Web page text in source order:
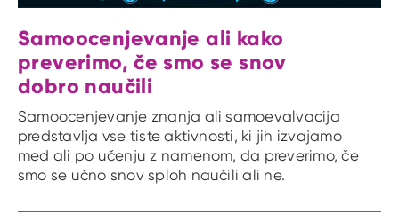
Samoocenjevanje ali kako
preverimo, če smo se snov
dobro naučili
Samoocenjevanje znanja ali samoevalvacija
predstavlja vse tiste aktivnosti, ki jih izvajamo
med ali po učenju z namenom, da preverimo, če
smo se učno snov sploh naučili ali ne.